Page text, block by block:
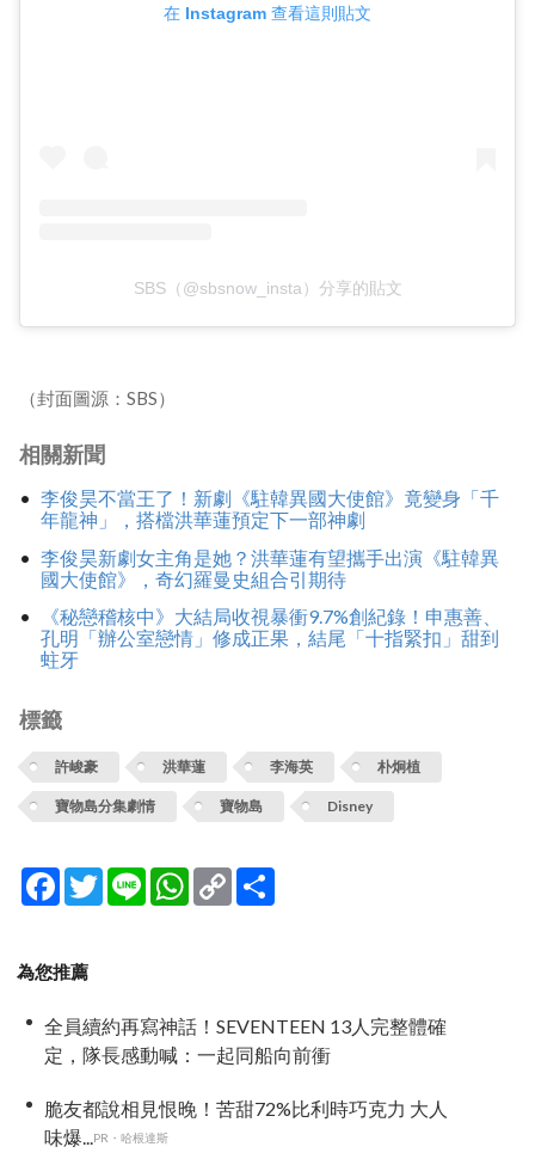
在 Instagram 查看這則貼文
SBS（@sbsnow_insta）分享的貼文
（封面圖源：SBS）
相關新聞
李俊昊不當王了！新劇《駐韓異國大使館》竟變身「千
年龍神」，搭檔洪華蓮預定下一部神劇
李俊昊新劇女主角是她？洪華蓮有望攜手出演《駐韓異
國大使館》，奇幻羅曼史組合引期待
《秘戀稽核中》大結局收視暴衝9.7%創紀錄！申惠善、
孔明「辦公室戀情」修成正果，結尾「十指緊扣」甜到
蛀牙
標籤
許峻豪 洪華蓮 李海英 朴炯植
寶物島分集劇情 寶物島 Disney
Facebook
TwitterLine WhatsApp
Copy
Link
為您推薦
全員續約再寫神話！SEVENTEEN 13人完整體確
定，隊長感動喊：一起同船向前衝
脆友都說相見恨晚！苦甜72%比利時巧克力 大人
味爆...PR・哈根達斯